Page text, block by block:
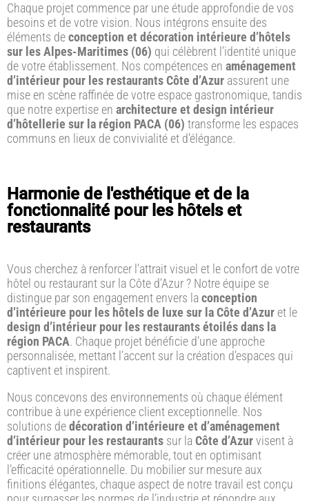
Chaque projet commence par une étude approfondie de vos
besoins et de votre vision. Nous intégrons ensuite des
éléments deconception et décoration intérieure d’hôtels
sur les Alpes-Maritimes (06) qui célèbrent l’identité unique
de votre établissement. Nos compétences en aménagement
d’intérieur pour les restaurants Côte d’Azur assurent une
mise en scène raffinée de votre espace gastronomique, tandis
que notre expertise en architecture et design intérieur
d’hôtellerie sur la région PACA (06) transforme les espaces
communs en lieux de convivialité et d’élégance.
Harmonie de l'esthétique et de la
fonctionnalité pour les hôtels et
restaurants
Vous cherchez à renforcer l’attrait visuel et le confort de votre
hôtel ou restaurant sur la Côte d’Azur ? Notre équipe se
distingue par son engagement envers la conception
d’intérieure pour les hôtels de luxe sur la Côte d’Azur et le
design d’intérieur pour les restaurants étoilés dans la
région PACA. Chaque projet bénéficie d’une approche
personnalisée, mettant l’accent sur la création d’espaces qui
captivent et inspirent.
Nous concevons des environnements où chaque élément
contribue à une expérience client exceptionnelle. Nos
solutions dedécoration d’intérieure et d’aménagement
d’intérieur pour les restaurants sur la Côte d’Azurvisent à
créer une atmosphère mémorable, tout en optimisant
l’efficacité opérationnelle. Du mobilier sur mesure aux
finitions élégantes, chaque aspect de notre travail est conçu